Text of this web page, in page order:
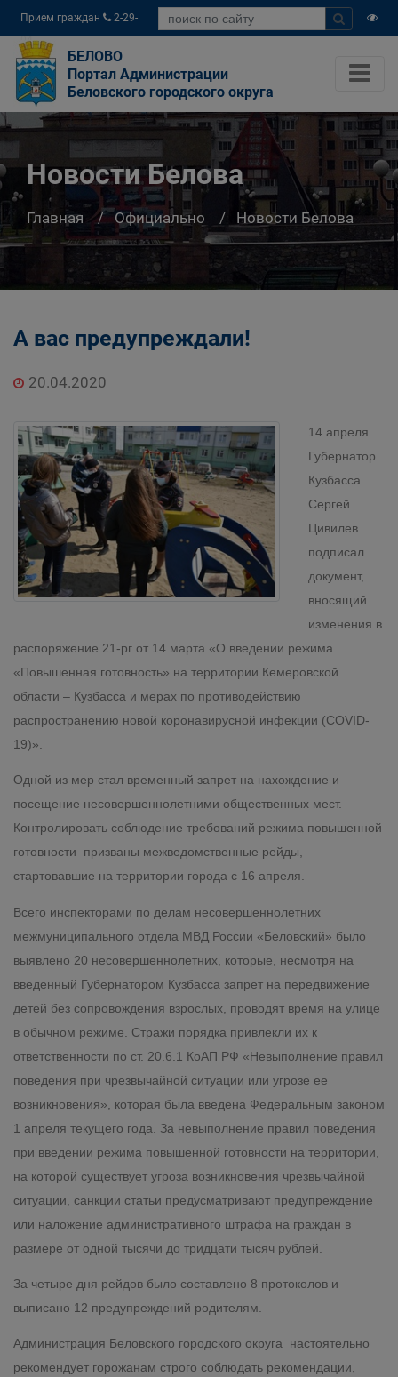
Прием граждан
2-29-
04
БЕЛОВО
Портал Администрации
Беловского городского округа
Новости Белова
Главная Официально Новости Белова
А вас предупреждали!
20.04.2020
14 апреля
Губернатор
Кузбасса
Сергей
Цивилев
подписал
документ,
вносящий
изменения в
распоряжение 21-рг от 14 марта «О введении режима
«Повышенная готовность» на территории Кемеровской
области – Кузбасса и мерах по противодействию
распространению новой коронавирусной инфекции (COVID-
19)».
Одной из мер стал временный запрет на нахождение и
посещение несовершеннолетними общественных мест.
Контролировать соблюдение требований режима повышенной
готовности призваны межведомственные рейды,
стартовавшие на территории города с 16 апреля.
Всего инспекторами по делам несовершеннолетних
межмуниципального отдела МВД России «Беловский» было
выявлено 20 несовершеннолетних, которые, несмотря на
введенный Губернатором Кузбасса запрет на передвижение
детей без сопровождения взрослых, проводят время на улице
в обычном режиме. Стражи порядка привлекли их к
ответственности по ст. 20.6.1 КоАП РФ «Невыполнение правил
поведения при чрезвычайной ситуации или угрозе ее
возникновения», которая была введена Федеральным законом
1 апреля текущего года. За невыполнение правил поведения
при введении режима повышенной готовности на территории,
на которой существует угроза возникновения чрезвычайной
ситуации, санкции статьи предусматривают предупреждение
или наложение административного штрафа на граждан в
размере от одной тысячи до тридцати тысяч рублей.
За четыре дня рейдов было составлено 8 протоколов и
выписано 12 предупреждений родителям.
Администрация Беловского городского округа настоятельно
рекомендует горожанам строго соблюдать рекомендации,